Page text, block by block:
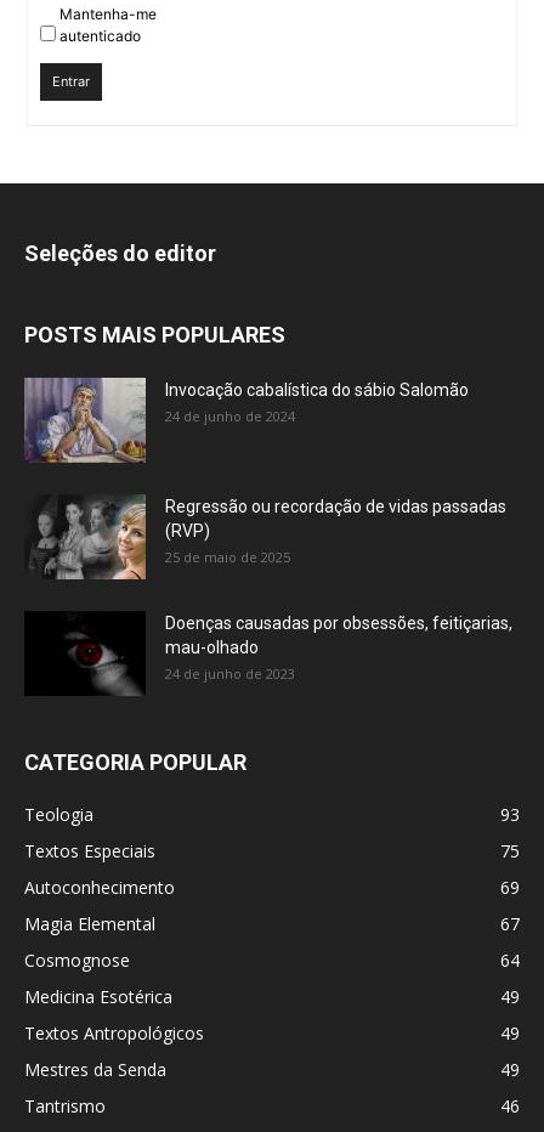
Mantenha-me
autenticado
Entrar
Seleções do editor
POSTS MAIS POPULARES
Invocação cabalística do sábio Salomão
24 de junho de 2024
Regressão ou recordação de vidas passadas
(RVP)
25 de maio de 2025
Doenças causadas por obsessões, feitiçarias,
mau-olhado
24 de junho de 2023
CATEGORIA POPULAR
Teologia
93
Textos Especiais
75
Autoconhecimento
69
Magia Elemental
67
Cosmognose
64
Medicina Esotérica
49
Textos Antropológicos
49
Mestres da Senda
49
Tantrismo
46